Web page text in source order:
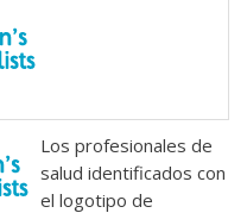
Los profesionales de
salud identificados con
el logotipo de